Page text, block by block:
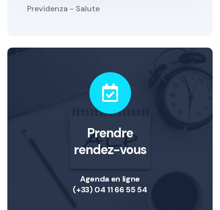
Previdenza - Salute
Prendre
rendez-vous
Agenda en ligne
(+33) 04 11 66 55 54